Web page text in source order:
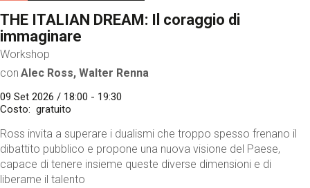
THE ITALIAN DREAM: Il coraggio di
immaginare
Workshop
con Alec Ross, Walter Renna
09 Set 2026 / 18:00 - 19:30
Costo
gratuito
Ross invita a superare i dualismi che troppo spesso frenano il
dibattito pubblico e propone una nuova visione del Paese,
capace di tenere insieme queste diverse dimensioni e di
liberarne il talento